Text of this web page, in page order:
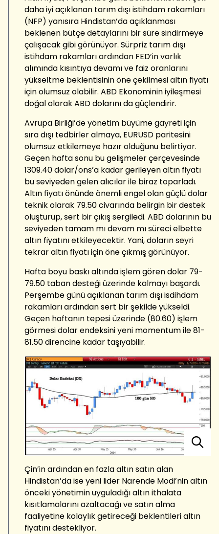
daha iyi açıklanan tarım dışı istihdam rakamları
(NFP) yanısıra Hindistan’da açıklanması
beklenen bütçe detaylarını bir süre sindirmeye
çalışacak gibi görünüyor. Sürpriz tarım dışı
istihdam rakamları ardından FED’in varlık
alımında kısıntıya devamı ve faiz oranlarını
yükseltme beklentisinin öne çekilmesi altın fiyatı
için olumsuz olabilir. ABD Ekonominin iyileşmesi
doğal olarak ABD dolarını da güçlendirir.
Avrupa Birliği’de yönetim büyüme gayreti için
sıra dışı tedbirler almaya, EURUSD paritesini
olumsuz etkilemeye hazır olduğunu belirtiyor.
Geçen hafta sonu bu gelişmeler çerçevesinde
1309.40 dolar/ons’a kadar gerileyen altın fiyatı
bu seviyeden gelen alıcılar ile biraz toparladı.
Altın fiyatı önünde önemli engel olan güçlü dolar
teknik olarak 79.50 civarında belirgin bir destek
oluşturup, sert bir çıkış sergiledi. ABD dolarının bu
seviyeden tamam mı devam mı süreci elbette
altın fiyatını etkileyecektir. Yani, doların seyri
tekrar altın fiyatı için öne çıkmış görünüyor.
Hafta boyu baskı altında işlem gören dolar 79-
79.50 taban desteği üzerinde kalmayı başardı.
Perşembe günü açıklanan tarım dışı isdihdam
rakamları ardından sert bir şekilde yükseldi.
Geçen haftanın tepesi üzerinde (80.60) işlem
görmesi dolar endeksini yeni momentum ile 81-
81.50 direncine kadar taşıyabilir.
Çin’in ardından en fazla altın satın alan
Hindistan’da ise yeni lider Narende Modi’nin altın
önceki yönetimin uyguladığı altın ithalata
kısıtlamalarını azaltacağı ve satın alma
faaliyetine kolaylık getireceği beklentileri altın
fiyatını destekliyor.